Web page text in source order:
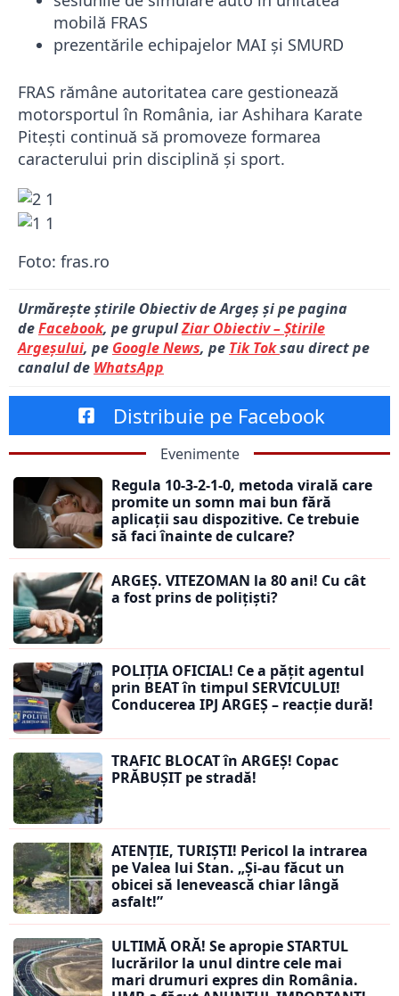
mobilă FRAS
prezentările echipajelor MAI și SMURD
FRAS rămâne autoritatea care gestionează
motorsportul în România, iar Ashihara Karate
Pitești continuă să promoveze formarea
caracterului prin disciplină și sport.
Foto: fras.ro
Urmărește știrile Obiectiv de Argeș și pe pagina
deFacebook, pe grupulZiar Obiectiv – Știrile
Argeșului, pe Google News, pe Tik Toksau direct pe
canalul de WhatsApp
Distribuie pe Facebook
Evenimente
Regula 10-3-2-1-0, metoda virală care
promite un somn mai bun fără
aplicații sau dispozitive. Ce trebuie
să faci înainte de culcare?
ARGEȘ. VITEZOMAN la 80 ani! Cu cât
a fost prins de polițiști?
POLIȚIA OFICIAL! Ce a pățit agentul
prin BEAT în timpul SERVICULUI!
Conducerea IPJ ARGEȘ – reacție dură!
TRAFIC BLOCAT în ARGEȘ! Copac
PRĂBUȘIT pe stradă!
ATENȚIE, TURIȘTI! Pericol la intrarea
pe Valea lui Stan. „Și-au făcut un
obicei să lenevească chiar lângă
asfalt!”
ULTIMĂ ORĂ! Se apropie STARTUL
lucrărilor la unul dintre cele mai
mari drumuri expres din România.